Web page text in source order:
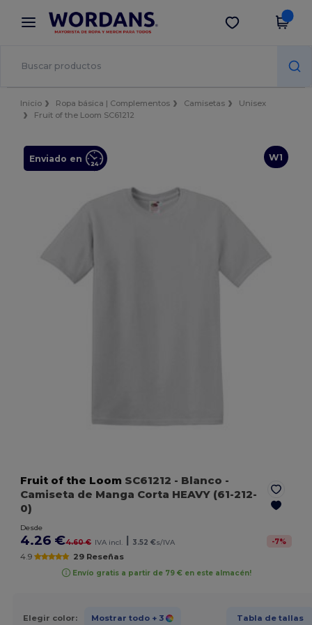
× App de Wordans
¡Mejores precios en app!
Descargar app
Inicio Ropa básica | Complementos Camisetas
Unisex
Fruit of the Loom SC61212
W1
Enviado en
Fruit of the Loom SC61212 - Blanco -
Camiseta de Manga Corta HEAVY (61-212-
0)
Desde
4.26 €4.60 € IVA incl. 3.52 €s/IVA -7%
4.9 29 Reseñas
Envío gratis a partir de 79 € en este almacén!
Elegir color: Mostrar todo + 3 Tabla de tallas